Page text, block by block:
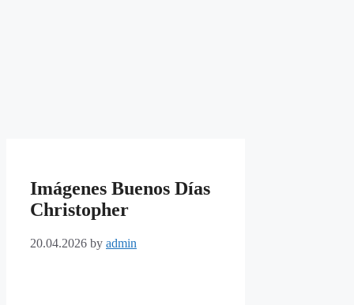
Imágenes Buenos Días
Christopher
20.04.2026 by admin